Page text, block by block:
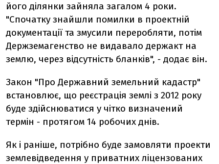
його ділянки зайняла загалом 4 роки.
"Спочатку знайшли помилки в проектній
документації та змусили переробляти, потім
Держземагенство не видавало держакт на
землю, через відсутність бланків", - додає він.
Закон "Про Державний земельний кадастр"
встановлює, що реєстрація землі з 2012 року
буде здійснюватися у чітко визначений
термін - протягом 14 робочих днів.
Як і раніше, потрібно буде замовляти проекти
землевідведення у приватних ліцензованих